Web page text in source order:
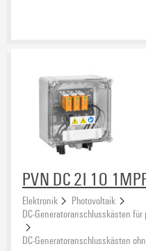
PVN DC 2I 1O
Elektronik
Photovoltaik
DC-Generatoranschlusskästen
DC-Generatoranschlusskästen